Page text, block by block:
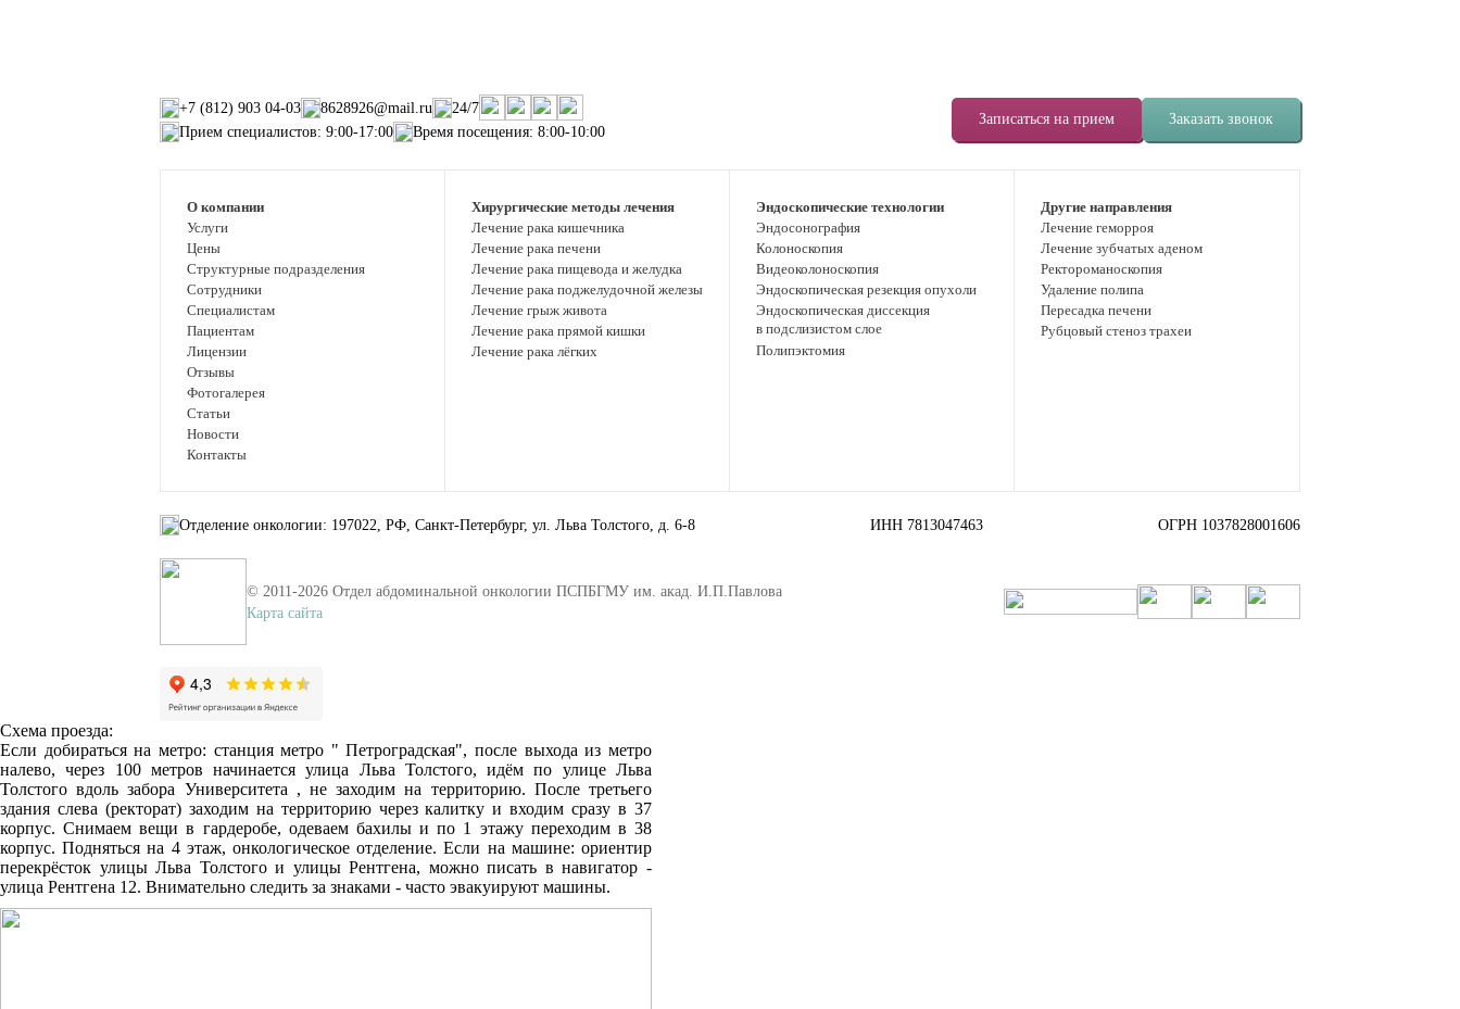
+7 (812) 903 04-03 8628926@mail.ru
24/7
Прием специалистов: 9:00-17:00
Время посещения: 8:00-10:00
Записаться на прием Заказать звонок
О компании
Услуги
Цены
Структурные подразделения
Сотрудники
Специалистам
Пациентам
Лицензии
Отзывы
Фотогалерея
Статьи
Новости
Контакты
Хирургические методы лечения
Лечение рака кишечника
Лечение рака печени
Лечение рака пищевода и желудка
Лечение рака поджелудочной железы
Лечение грыж живота
Лечение рака прямой кишки
Лечение рака лёгких
Эндоскопические технологии
Эндосонография
Колоноскопия
Видеоколоноскопия
Эндоскопическая резекция опухоли
Эндоскопическая диссекция
в подслизистом слое
Полипэктомия
Другие направления
Лечение геморроя
Лечение зубчатых аденом
Ректороманоскопия
Удаление полипа
Пересадка печени
Рубцовый стеноз трахеи
Отделение онкологии: 197022, РФ, Санкт-Петербург, ул. Льва Толстого, д. 6-8 ИНН 7813047463 ОГРН 1037828001606
© 2011-2026 Отдел абдоминальной онкологии ПСПБГМУ им. акад. И.П.Павлова
Карта сайта
Схема проезда:
Если добираться на метро: станция метро " Петроградская", после выхода из метро
налево, через 100 метров начинается улица Льва Толстого, идём по улице Льва
Толстого вдоль забора Университета , не заходим на территорию. После третьего
здания слева (ректорат) заходим на территорию через калитку и входим сразу в 37
корпус. Снимаем вещи в гардеробе, одеваем бахилы и по 1 этажу переходим в 38
корпус. Подняться на 4 этаж, онкологическое отделение. Если на машине: ориентир
перекрёсток улицы Льва Толстого и улицы Рентгена, можно писать в навигатор -
улица Рентгена 12. Внимательно следить за знаками - часто эвакуируют машины.